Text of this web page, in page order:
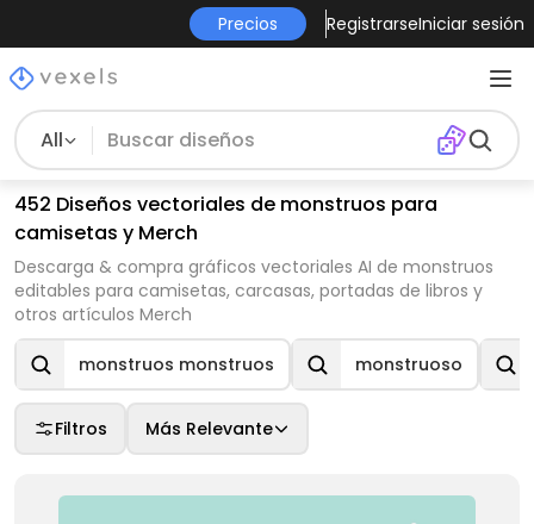
Precios RegistrarseIniciar sesión
All
452 Diseños vectoriales de monstruos para
camisetas y Merch
Descarga & compra gráficos vectoriales AI de monstruos
editables para camisetas, carcasas, portadas de libros y
otros artículos Merch
monstruos monstruos monstruoso
Filtros Más Relevante